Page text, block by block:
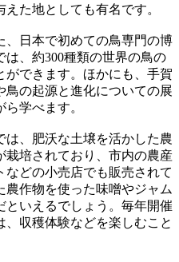
た地としても有名です。
、日本で初めての鳥専門の博
、約300種類の世界の鳥の
できます。ほかにも、手賀
の起源と進化についての展
学べます。
、肥沃な土壌を活かした農
栽培されており、市内の農産
どの小売店でも販売されて
作物を使った味噌やジャム
といえるでしょう。毎年開催
収穫体験などを楽しむこと